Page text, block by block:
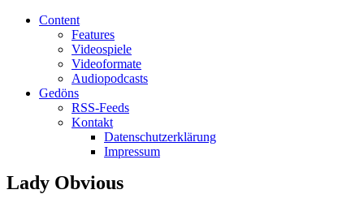
Content
Features
Videospiele
Videoformate
Audiopodcasts
Gedöns
RSS-Feeds
Kontakt
Datenschutzerklärung
Impressum
Lady Obvious